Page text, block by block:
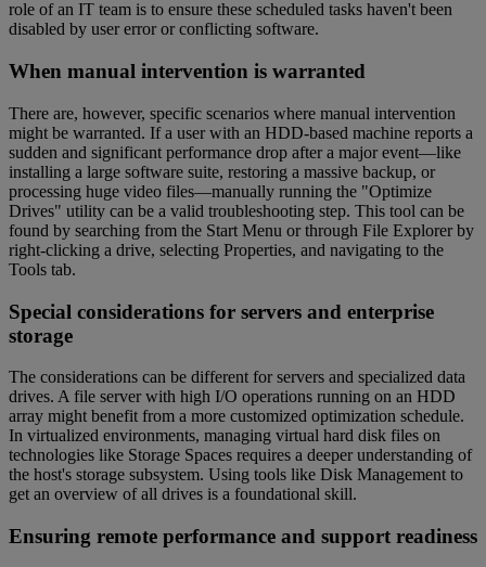
role of an IT team is to ensure these scheduled tasks haven't been
disabled by user error or conflicting software.
When manual intervention is warranted
There are, however, specific scenarios where manual intervention
might be warranted. If a user with an HDD-based machine reports a
sudden and significant performance drop after a major event—like
installing a large software suite, restoring a massive backup, or
processing huge video files—manually running the "Optimize
Drives" utility can be a valid troubleshooting step. This tool can be
found by searching from the Start Menu or through File Explorer by
right-clicking a drive, selecting Properties, and navigating to the
Tools tab.
Special considerations for servers and enterprise
storage
The considerations can be different for servers and specialized data
drives. A file server with high I/O operations running on an HDD
array might benefit from a more customized optimization schedule.
In virtualized environments, managing virtual hard disk files on
technologies like Storage Spaces requires a deeper understanding of
the host's storage subsystem. Using tools like Disk Management to
get an overview of all drives is a foundational skill.
Ensuring remote performance and support readiness